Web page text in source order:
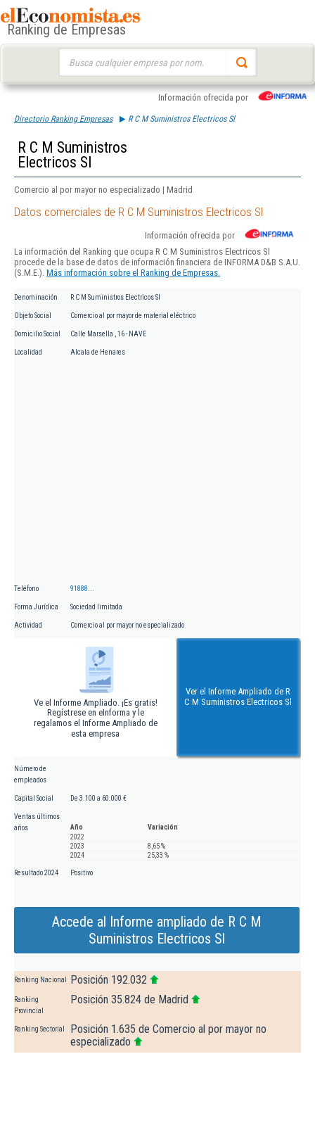
Ranking de Empresas
Información ofrecida por
Directorio Ranking Empresas R C M Suministros Electricos Sl
R C M Suministros
Electricos Sl
Comercio al por mayor no especializado | Madrid
Datos comerciales de R C M Suministros Electricos Sl
Información ofrecida por
La información del Ranking que ocupa R C M Suministros Electricos Sl
procede de la base de datos de información financiera de INFORMA D&B S.A.U.
(S.M.E.). Más información sobre el Ranking de Empresas.
Denominación R C M Suministros Electricos Sl
Objeto Social Comercio al por mayor de material eléctrico
Domicilio Social Calle Marsella , 16 - NAVE
Localidad Alcala de Henares
Teléfono 91888...
Forma Jurídica Sociedad limitada
Actividad Comercio al por mayor no especializado
Ve el Informe Ampliado. ¡Es gratis!
Regístrese en eInforma y le
regalamos el Informe Ampliado de
esta empresa
Ver el Informe Ampliado de R
C M Suministros Electricos Sl
Número de
empleados
Capital Social De 3.100 a 60.000 €
Ventas últimos
años
Año
Variación
2022
2023
8,65 %
2024
25,33 %
Resultado 2024 Positivo
Accede al Informe ampliado de R C M
Suministros Electricos Sl
Ranking Nacional Posición 192.032
Ranking
Provincial
Posición 35.824 de Madrid
Ranking Sectorial
Posición 1.635 de Comercio al por mayor no
especializado